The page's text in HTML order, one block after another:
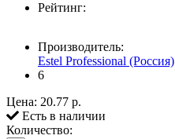
Рейтинг:
Производитель:
Estel Professional (Россия)
6
Цена: 20.77 р.
Есть в наличии
Количество: